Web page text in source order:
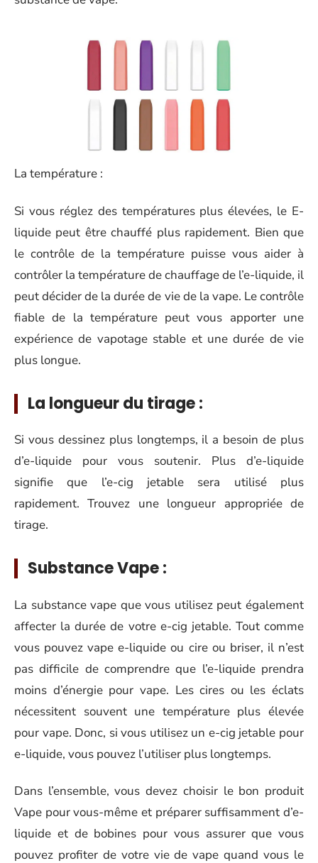
La température :
Si vous réglez des températures plus élevées, le E-
liquide peut être chauffé plus rapidement. Bien que
le contrôle de la température puisse vous aider à
contrôler la température de chauffage de l’e-liquide, il
peut décider de la durée de vie de la vape. Le contrôle
fiable de la température peut vous apporter une
expérience de vapotage stable et une durée de vie
plus longue.
La longueur du tirage :
Si vous dessinez plus longtemps, il a besoin de plus
d’e-liquide pour vous soutenir. Plus d’e-liquide
signifie que l’e-cig jetable sera utilisé plus
rapidement. Trouvez une longueur appropriée de
tirage.
Substance Vape :
La substance vape que vous utilisez peut également
affecter la durée de votre e-cig jetable. Tout comme
vous pouvez vape e-liquide ou cire ou briser, il n’est
pas difficile de comprendre que l’e-liquide prendra
moins d’énergie pour vape. Les cires ou les éclats
nécessitent souvent une température plus élevée
pour vape. Donc, si vous utilisez un e-cig jetable pour
e-liquide, vous pouvez l’utiliser plus longtemps.
Dans l’ensemble, vous devez choisir le bon produit
Vape pour vous-même et préparer suffisamment d’e-
liquide et de bobines pour vous assurer que vous
pouvez profiter de votre vie de vape quand vous le